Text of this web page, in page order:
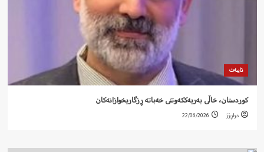
تایبەت
کوردستان، خاڵی بەریەککەوتنی خەباتە ڕزگاریخوازانەکان
دواڕۆژ 22/06/2026